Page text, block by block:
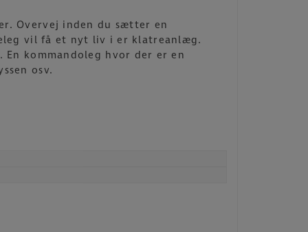
Overvej inden du sætter en
vil få et nyt liv i er klatreanlæg.
kommandoleg hvor der er en
osv.